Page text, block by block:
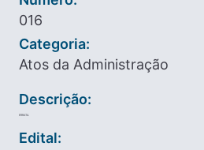
016
Categoria:
Atos da Administração
Descrição:
ERRATA.
Edital: